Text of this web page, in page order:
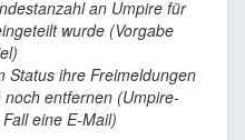
an Umpire für
wurde (Vorgabe
Status ihre Freimeldungen
entfernen (Umpire-
eine E-Mail)